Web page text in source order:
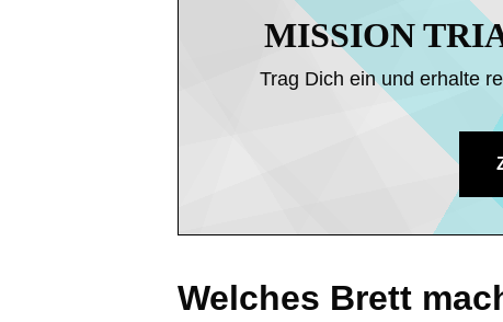
MISSION
Trag Dich ein und erhalte
Welches Brett